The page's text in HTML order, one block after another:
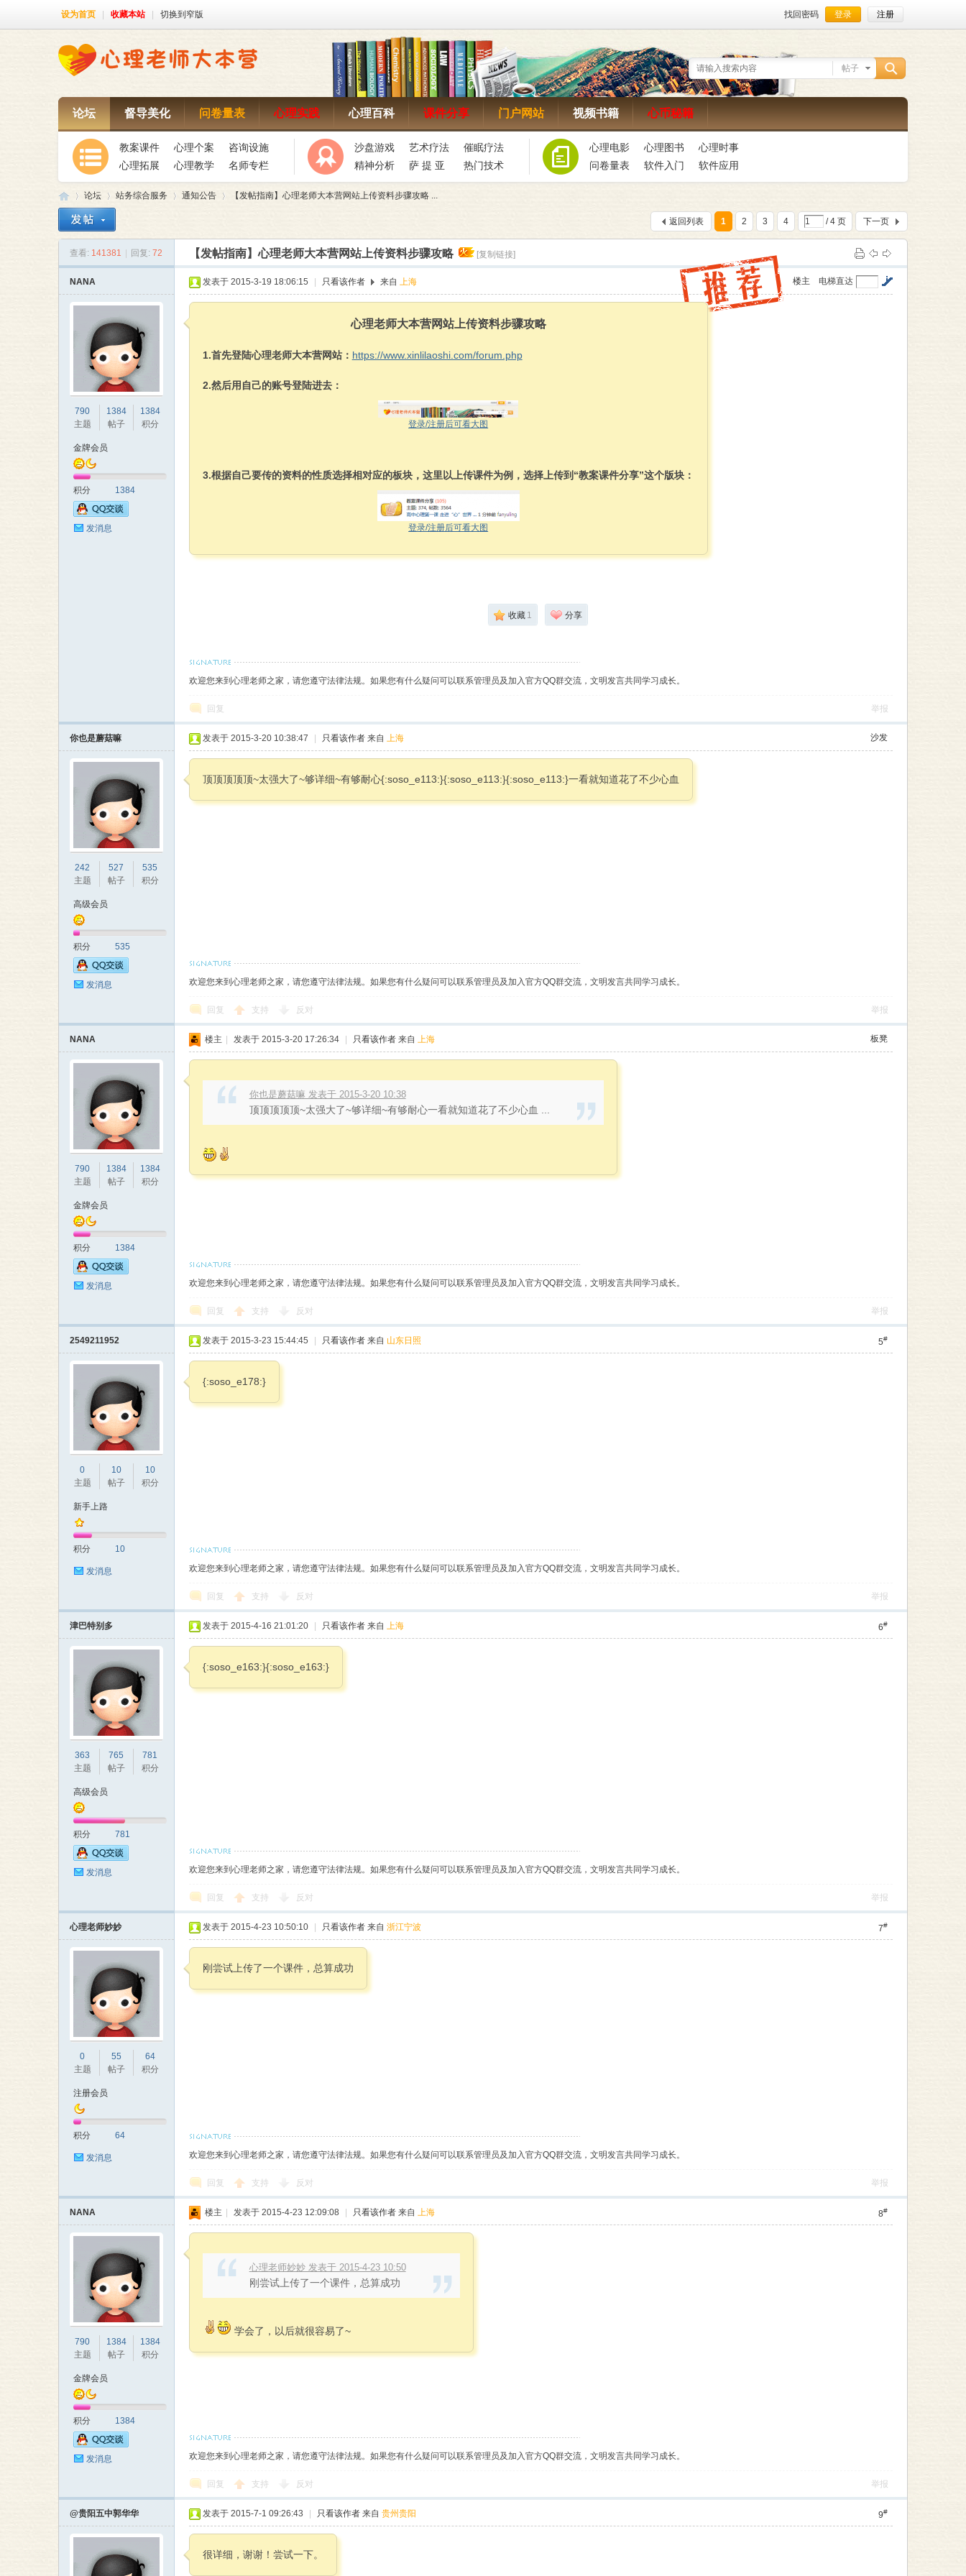
设为首页 收藏本站 切换到窄版 找回密码 登录 注册
帖子
论坛 督导美化 问卷量表 心理实践 心理百科 课件分享 门户网站 视频书籍 心币秘籍
教案课件 心理个案
咨询设施
心理拓展
心理教学 名师专栏
沙盘游戏 艺术疗法
催眠疗法
精神分析
萨 提 亚 热门技术
心理电影 心理图书
心理时事
问卷量表
软件入门 软件应用
»
论坛
›
站务综合服务 通知公告
›
【发帖指南】心理老师大本营网站上传资料步骤攻略 ...
1 2 3 4 / 4 页 下一页
返回列表
查看: 141381 回复: 72 【发帖指南】心理老师大本营网站上传资料步骤攻略 [复制链接]
NANA
790
主题
1384
帖子
1384
积分
金牌会员
积分 1384
发消息
电梯直达
楼主
发表于 2015-3-19 18:06:15 只看该作者 来自 上海
心理老师大本营网站上传资料步骤攻略
1.首先登陆心理老师大本营网站： https://www.xinlilaoshi.com/forum.php
2.然后用自己的账号登陆进去：
登录/注册后可看大图
3.根据自己要传的资料的性质选择相对应的板块，这里以上传课件为例，选择上传到“教案课件分享”这个版块：
登录/注册后可看大图
收藏 1 分享
欢迎您来到心理老师之家，请您遵守法律法规。如果您有什么疑问可以联系管理员及加入官方QQ群交流，文明发言共同学习成长。
回复 举报
你也是蘑菇嘛
242
主题
527
帖子
535
积分
高级会员
积分 535
发消息
沙发
发表于 2015-3-20 10:38:47 只看该作者来自 上海
顶顶顶顶顶~太强大了~够详细~有够耐心{:soso_e113:}{:soso_e113:}{:soso_e113:}一看就知道花了不少心血
欢迎您来到心理老师之家，请您遵守法律法规。如果您有什么疑问可以联系管理员及加入官方QQ群交流，文明发言共同学习成长。
回复 支持 反对 举报
NANA
790
主题
1384
帖子
1384
积分
金牌会员
积分 1384
发消息
板凳
楼主 发表于 2015-3-20 17:26:34 只看该作者来自 上海
你也是蘑菇嘛 发表于 2015-3-20 10:38
顶顶顶顶顶~太强大了~够详细~有够耐心一看就知道花了不少心血 ...
欢迎您来到心理老师之家，请您遵守法律法规。如果您有什么疑问可以联系管理员及加入官方QQ群交流，文明发言共同学习成长。
回复 支持 反对 举报
2549211952
0
主题
10
帖子
10
积分
新手上路
积分 10
发消息
5#
发表于 2015-3-23 15:44:45 只看该作者来自 山东日照
{:soso_e178:}
欢迎您来到心理老师之家，请您遵守法律法规。如果您有什么疑问可以联系管理员及加入官方QQ群交流，文明发言共同学习成长。
回复 支持 反对 举报
津巴特别多
363
主题
765
帖子
781
积分
高级会员
积分 781
发消息
6#
发表于 2015-4-16 21:01:20 只看该作者来自 上海
{:soso_e163:}{:soso_e163:}
欢迎您来到心理老师之家，请您遵守法律法规。如果您有什么疑问可以联系管理员及加入官方QQ群交流，文明发言共同学习成长。
回复 支持 反对 举报
心理老师妙妙
0
主题
55
帖子
64
积分
注册会员
积分 64
发消息
7#
发表于 2015-4-23 10:50:10 只看该作者来自 浙江宁波
刚尝试上传了一个课件，总算成功
欢迎您来到心理老师之家，请您遵守法律法规。如果您有什么疑问可以联系管理员及加入官方QQ群交流，文明发言共同学习成长。
回复 支持 反对 举报
NANA
790
主题
1384
帖子
1384
积分
金牌会员
积分 1384
发消息
8#
楼主 发表于 2015-4-23 12:09:08 只看该作者来自 上海
心理老师妙妙 发表于 2015-4-23 10:50
刚尝试上传了一个课件，总算成功
学会了，以后就很容易了~
欢迎您来到心理老师之家，请您遵守法律法规。如果您有什么疑问可以联系管理员及加入官方QQ群交流，文明发言共同学习成长。
回复 支持 反对 举报
@贵阳五中郭华华 9#
发表于 2015-7-1 09:26:43 只看该作者来自 贵州贵阳
很详细，谢谢！尝试一下。